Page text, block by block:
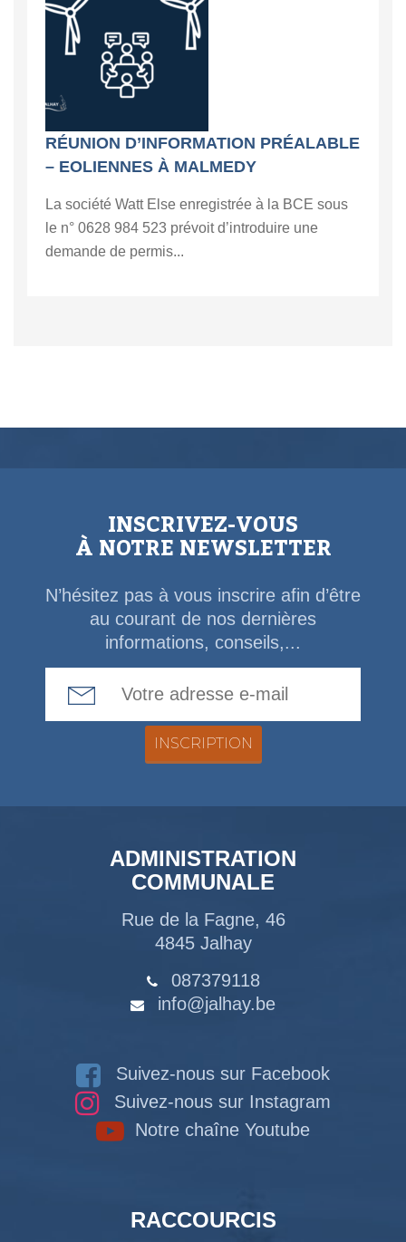
RÉUNION D’INFORMATION PRÉALABLE
– EOLIENNES À MALMEDY
La société Watt Else enregistrée à la BCE sous
le n° 0628 984 523 prévoit d’introduire une
demande de permis...
INSCRIVEZ-VOUS
À NOTRE NEWSLETTER
N’hésitez pas à vous inscrire afin d’être
au courant de nos dernières
informations, conseils,...
ADMINISTRATION
COMMUNALE
Rue de la Fagne, 46
4845 Jalhay
087379118
info@jalhay.be
Suivez-nous sur Facebook
Suivez-nous sur Instagram
Notre chaîne Youtube
RACCOURCIS